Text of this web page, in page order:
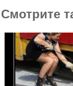
Смотрите